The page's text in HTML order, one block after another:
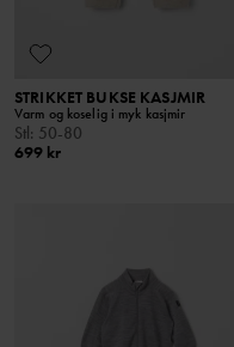
STRIKKET BUKSE KASJMIR
Varm og koselig i myk kasjmir
Stl: 50-80
699 kr